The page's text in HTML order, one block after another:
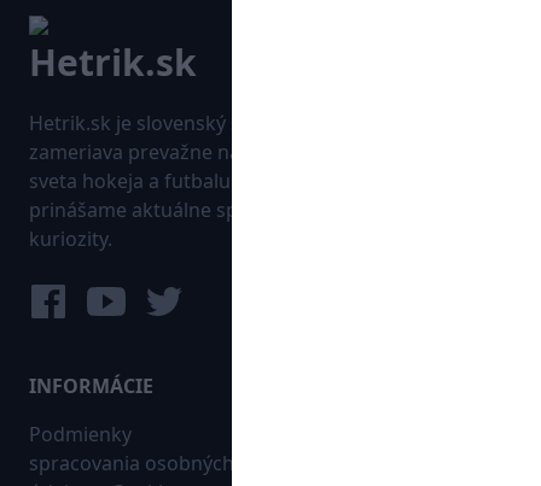
Hetrik.sk je slovenský športový portál, ktorý sa
zameriava prevažne na najnovšie informácie zo
sveta hokeja a futbalu. Pravidelne na dennej báze
prinášame aktuálne správy, góly, zaujímavosti a
kuriozity.
INFORMÁCIE
Podmienky
spracovania osobných